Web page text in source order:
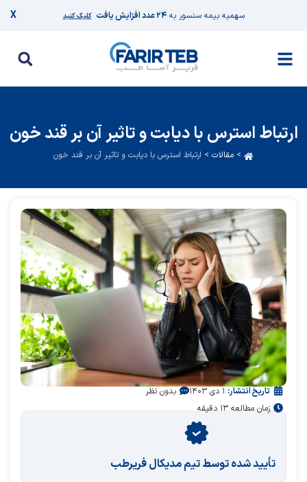
سهمیه بیمه سنسور به۲۴ عدد افزایش یافت کلیک کنید X
ارتباط استرس با دیابت و تاثیر آن بر قند خون
> مقالات > ارتباط استرس با دیابت و تاثیر آن بر قند خون
تاریخ انتشار: ۱ دی ۱۴۰۳
بدون نظر
زمان مطالعه ۱۳ دقیقه
تأیید‌‌‌‌‌‌‌ شده توسط تیم مدیکال فریرطب